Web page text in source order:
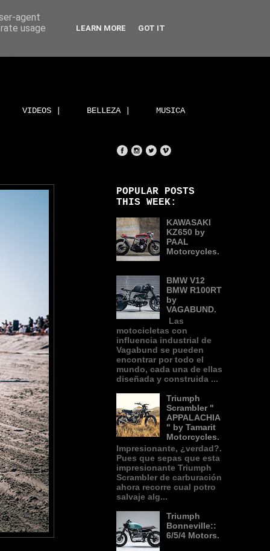
VIDEOS | BELLEZA | MUSICA
POPULAR POSTS
THIS WEEK:
KAWASAKI
KZ650 by
PAAL
Motorcycles.
BMW V12
BMW R100RT
by
VAGABUND.
Las
motocicletas con
influencia industrial de
Vagabund se pueden
encontrar por todo el
mundo, cada una de ellas
diseñada y construida ...
Triumph
Scrambler "
APPALACHIA
" by Tamarit
Motorcycles.
Impresionante, ¿verdad?.
Pues que sepas que esta
impresionante Triumph
Scrambler de carburación
ahora recorre cual potro
salvaje alg...
Triumph
Bonneville::
6/5/4 Motors.
agent
usage
LEARN MORE GOT IT